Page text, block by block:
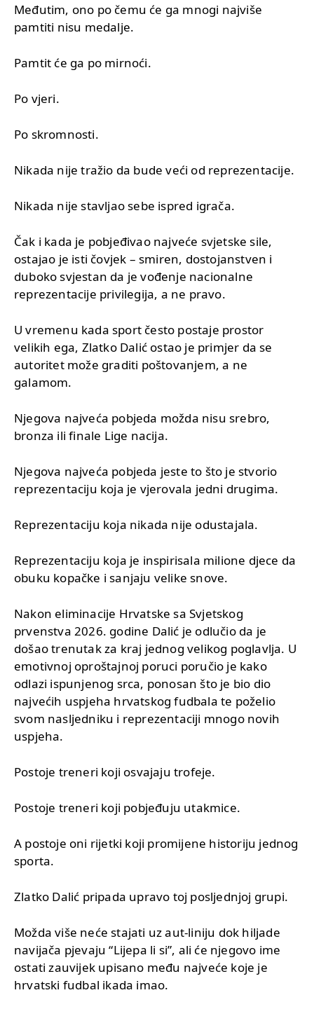
Međutim, ono po čemu će ga mnogi najviše
pamtiti nisu medalje.
Pamtit će ga po mirnoći.
Po vjeri.
Po skromnosti.
Nikada nije tražio da bude veći od reprezentacije.
Nikada nije stavljao sebe ispred igrača.
Čak i kada je pobjeđivao najveće svjetske sile,
ostajao je isti čovjek – smiren, dostojanstven i
duboko svjestan da je vođenje nacionalne
reprezentacije privilegija, a ne pravo.
U vremenu kada sport često postaje prostor
velikih ega, Zlatko Dalić ostao je primjer da se
autoritet može graditi poštovanjem, a ne
galamom.
Njegova najveća pobjeda možda nisu srebro,
bronza ili finale Lige nacija.
Njegova najveća pobjeda jeste to što je stvorio
reprezentaciju koja je vjerovala jedni drugima.
Reprezentaciju koja nikada nije odustajala.
Reprezentaciju koja je inspirisala milione djece da
obuku kopačke i sanjaju velike snove.
Nakon eliminacije Hrvatske sa Svjetskog
prvenstva 2026. godine Dalić je odlučio da je
došao trenutak za kraj jednog velikog poglavlja. U
emotivnoj oproštajnoj poruci poručio je kako
odlazi ispunjenog srca, ponosan što je bio dio
najvećih uspjeha hrvatskog fudbala te poželio
svom nasljedniku i reprezentaciji mnogo novih
uspjeha.
Postoje treneri koji osvajaju trofeje.
Postoje treneri koji pobjeđuju utakmice.
A postoje oni rijetki koji promijene historiju jednog
sporta.
Zlatko Dalić pripada upravo toj posljednjoj grupi.
Možda više neće stajati uz aut-liniju dok hiljade
navijača pjevaju “Lijepa li si”, ali će njegovo ime
ostati zauvijek upisano među najveće koje je
hrvatski fudbal ikada imao.